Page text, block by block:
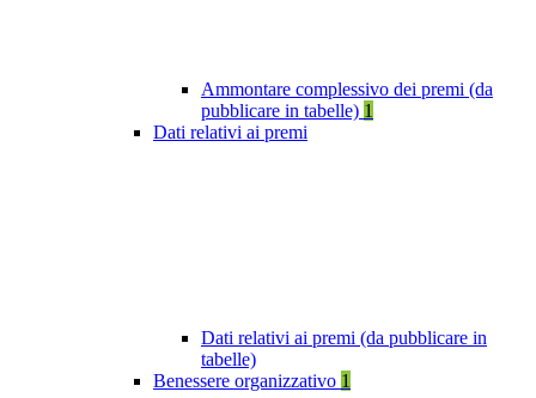
Ammontare complessivo dei premi (da
pubblicare in tabelle) 1
Dati relativi ai premi
Dati relativi ai premi (da pubblicare in
tabelle)
Benessere organizzativo 1